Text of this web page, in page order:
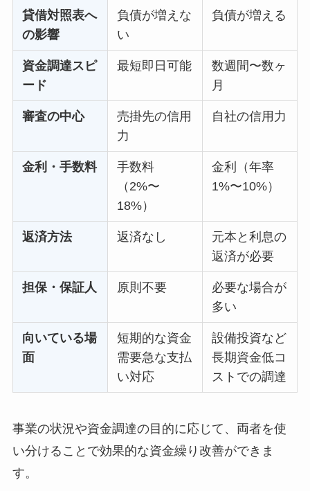
貸借対照表へ
の影響
負債が増えな
い
負債が増える
資金調達スピ
ード
最短即日可能
数週間〜数ヶ
月
審査の中心
売掛先の信用
力
自社の信用力
金利・手数料
手数料
（2%〜
18%）
金利（年率
1%〜10%）
返済方法 返済なし
元本と利息の
返済が必要
担保・保証人 原則不要
必要な場合が
多い
向いている場
面
短期的な資金
需要急な支払
い対応
設備投資など
長期資金低コ
ストでの調達
事業の状況や資金調達の目的に応じて、両者を使
い分けることで効果的な資金繰り改善ができま
す。